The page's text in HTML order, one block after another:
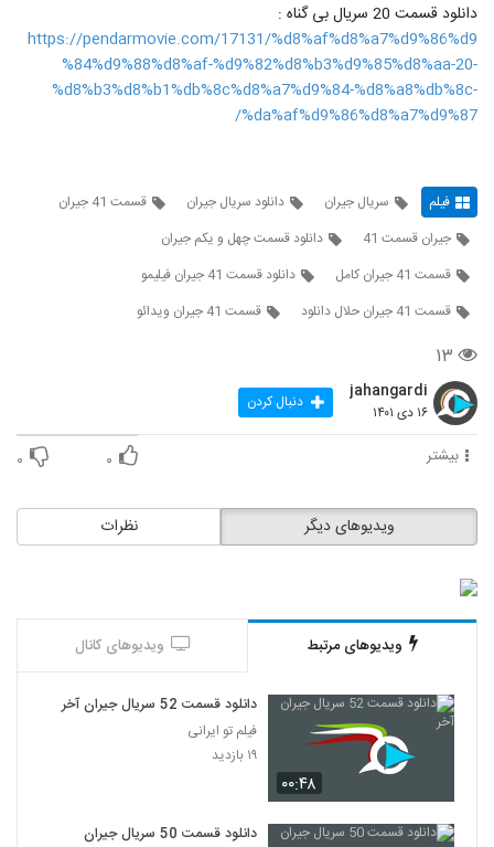
دانلود قسمت 20 سریال بی گناه :
https://pendarmovie.com/17131/%d8%af%d8%a7%d9%86%d9
%84%d9%88%d8%af-%d9%82%d8%b3%d9%85%d8%aa-20-
%d8%b3%d8%b1%db%8c%d8%a7%d9%84-%d8%a8%db%8c-
%da%af%d9%86%d8%a7%d9%87/
فیلم سریال جیران دانلود سریال جیران
قسمت 41 جیران
جیران قسمت 41
دانلود قسمت چهل و یکم جیران
قسمت 41 جیران کامل
دانلود قسمت 41 جیران فیلیمو
قسمت 41 جیران حلال دانلود
قسمت 41 جیران ویدائو
۱۳
jahangardi
۱۶ دی ۱۴۰۱ دنبال کردن
بیشتر ۰ ۰
نظرات ویدیوهای دیگر
ویدیوهای مرتبط ویدیوهای کانال
۰۰:۴۸
دانلود قسمت 52 سریال جیران آخر
فیلم تو ایرانی
۱۹ بازدید
دانلود قسمت 50 سریال جیران